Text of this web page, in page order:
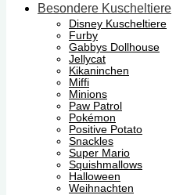
Besondere Kuscheltiere
Disney Kuscheltiere
Furby
Gabbys Dollhouse
Jellycat
Kikaninchen
Miffi
Minions
Paw Patrol
Pokémon
Positive Potato
Snackles
Super Mario
Squishmallows
Halloween
Weihnachten